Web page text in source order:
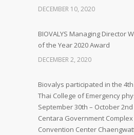
DECEMBER 10, 2020
BIOVALYS Managing Director
of the Year 2020 Award
DECEMBER 2, 2020
Biovalys participated in the
Thai College of Emergency
September 30th – October
Centara Government
Convention Center